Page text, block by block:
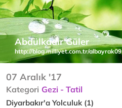
Abdülkadir Güler
http://blog.milliyet.com.tr/albayrak09
07 Aralık '17
Kategori Gezi - Tatil
Diyarbakır'a Yolculuk (1)